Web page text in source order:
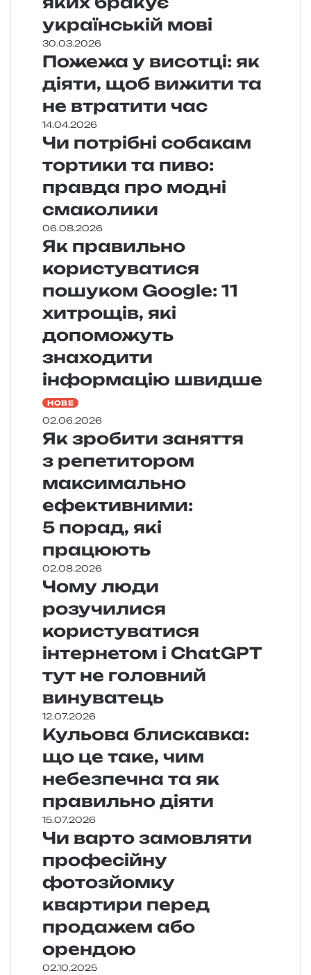
українській мові
30.03.2026
Пожежа у висотці: як
діяти, щоб вижити та
не втратити час
14.04.2026
Чи потрібні собакам
тортики та пиво:
правда про модні
смаколики
06.08.2026
Як правильно
користуватися
пошуком Google: 11
хитрощів, які
допоможуть
знаходити
інформацію швидше
НОВЕ
02.06.2026
Як зробити заняття
з репетитором
максимально
ефективними:
5 порад, які
працюють
02.08.2026
Чому люди
розучилися
користуватися
інтернетом і ChatGPT
тут не головний
винуватець
12.07.2026
Кульова блискавка:
що це таке, чим
небезпечна та як
правильно діяти
15.07.2026
Чи варто замовляти
професійну
фотозйомку
квартири перед
продажем або
орендою
02.10.2025